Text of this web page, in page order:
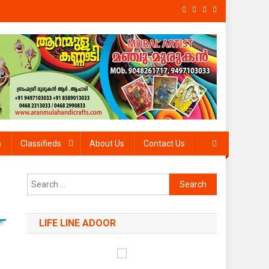
Classifieds About Us Contact Us
Search
for:
LIFE LINE ADOOR